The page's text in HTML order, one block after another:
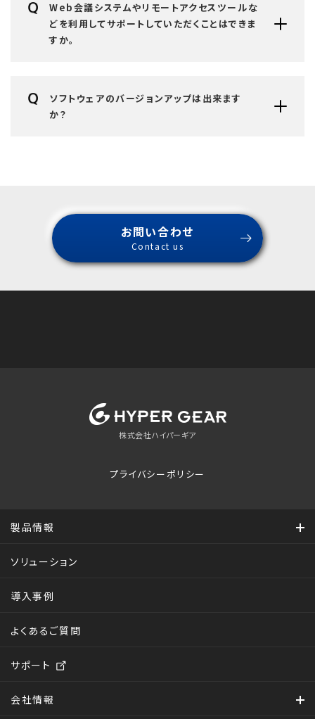
Web会議システムやリモートアクセスツールな
どを利用してサポートしていただくことはできま
すか。
ソフトウェアのバージョンアップは出来ます
か？
お問い合わせ
Contact us
株式会社ハイパーギア
プライバシーポリシー
製品情報
ソリューション
導入事例
よくあるご質問
サポート
会社情報